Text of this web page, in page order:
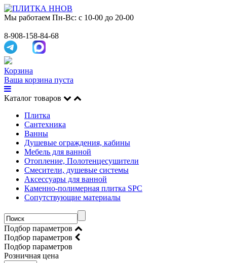
Мы работаем Пн-Вс: с 10-00 до 20-00
8-908-158-84-68
Корзина
Ваша корзина пуста
Каталог товаров
Плитка
Сантехника
Ванны
Душевые ограждения, кабины
Мебель для ванной
Отопление, Полотенцесушители
Смесители, душевые системы
Аксессуары для ванной
Каменно-полимерная плитка SPC
Сопутствующие материалы
Подбор параметров
Подбор параметров
Подбор параметров
Розничная цена